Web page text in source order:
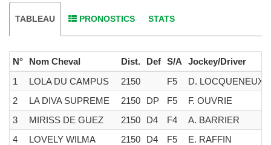
TABLEAU PRONOSTICS STATS
N° Nom Cheval Dist. Def S/A
Jockey/Driver
1
LOLA DU CAMPUS 2150 F5
D. LOCQUENEUX
2
LA DIVA SUPREME 2150 DP F5
F. OUVRIE
3
MIRISS DE GUEZ 2150 D4 F4
A. BARRIER
4
LOVELY WILMA 2150 D4 F5
E. RAFFIN